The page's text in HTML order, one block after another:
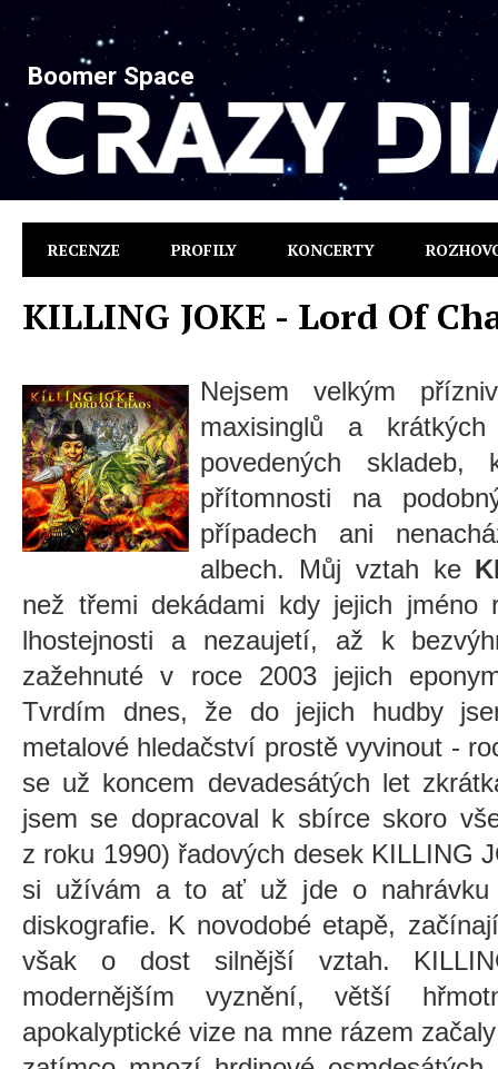
Boomer Space
RECENZE PROFILY KONCERTY
KILLING JOKE - Lord Of
Nejsem velkým
maxisinglů a
povedených
přítomnosti na
případech ani
albech. Můj vztah ke
než třemi dekádami kdy jejich jméno
lhostejnosti a nezaujetí, až k
zažehnuté v roce 2003 jejich
Tvrdím dnes, že do jejich hudby
metalové hledačství prostě vyvinout -
se už koncem devadesátých let
jsem se dopracoval k sbírce skoro
z roku 1990) řadových desek KILLING
si užívám a to ať už jde o nahrávku
diskografie. K novodobé etapě,
však o dost silnější vztah.
modernějším vyznění, větší
apokalyptické vize na mne rázem